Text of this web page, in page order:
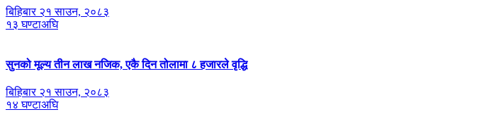
बिहिबार २१ साउन, २०८३
१३ घण्टाअघि
सुनको मूल्य तीन लाख नजिक, एकै दिन तोलामा ८ हजारले वृद्धि
बिहिबार २१ साउन, २०८३
१४ घण्टाअघि